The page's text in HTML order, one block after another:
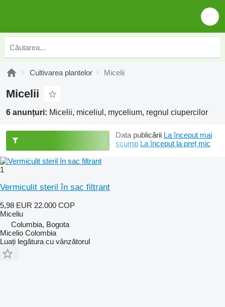
Cultivarea plantelor Micelii
Micelii
6 anunțuri: Micelii, miceliul, mycelium, regnul ciupercilor
Data publicării La început mai
scump La început la preț mic
1
Vermiculit steril în sac filtrant
5,98 EUR 22.000 COP
Miceliu
Columbia, Bogota
Micelio Colombia
Luați legătura cu vânzătorul